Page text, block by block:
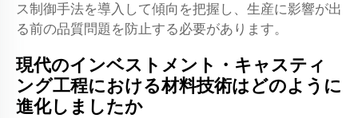
ス制御手法を導入して傾向を把握し、生産に影響が出
る前の品質問題を防止する必要があります。
現代のインベストメント・キャスティ
ング工程における材料技術はどのように
進化しましたか